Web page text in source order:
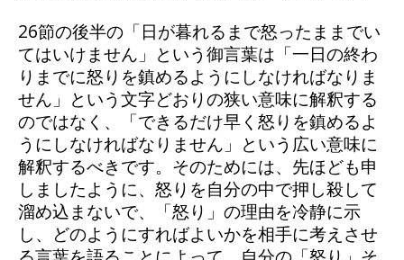
26節の後半の「日が暮れるまで怒ったままでい
てはいけません」という御言葉は「一日の終わ
りまでに怒りを鎮めるようにしなければなりま
せん」という文字どおりの狭い意味に解釈する
のではなく、「できるだけ早く怒りを鎮めるよ
うにしなければなりません」という広い意味に
解釈するべきです。そのためには、先ほども申
しましたように、怒りを自分の中で押し殺して
溜め込まないで、「怒り」の理由を冷静に示
し、どのようにすればよいかを相手に考えさせ